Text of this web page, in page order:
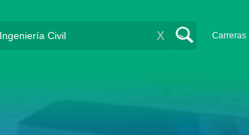
Carreras
X